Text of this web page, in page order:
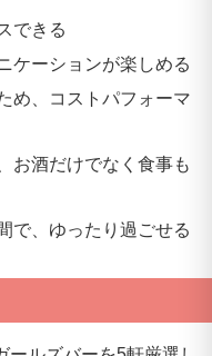
できる
ケーションが楽しめる
め、コストパフォーマ
お酒だけでなく食事も
で、ゆったり過ごせる